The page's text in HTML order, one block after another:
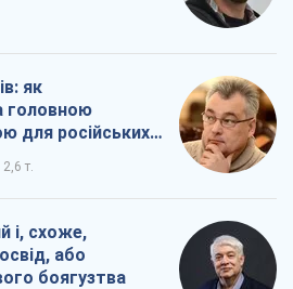
як
головною
для російських
2,6 т.
і, схоже,
або
боягузтва